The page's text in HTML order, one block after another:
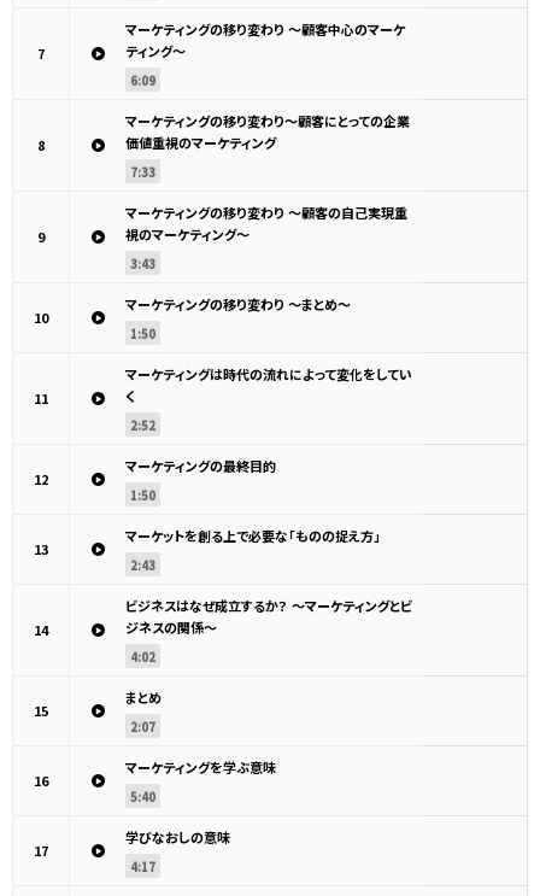
7
マーケティングの移り変わり ～顧客中心のマーケ
ティング～
6:09
8
マーケティングの移り変わり～顧客にとっての企業
価値重視のマーケティング
7:33
9
マーケティングの移り変わり ～顧客の自己実現重
視のマーケティング～
3:43
10
マーケティングの移り変わり ～まとめ～
1:50
11
マーケティングは時代の流れによって変化をしてい
く
2:52
12
マーケティングの最終目的
1:50
13
マーケットを創る上で必要な「ものの捉え方」
2:43
14
ビジネスはなぜ成立するか？ ～マーケティングとビ
ジネスの関係～
4:02
15
まとめ
2:07
16
マーケティングを学ぶ意味
5:40
17
学びなおしの意味
4:17